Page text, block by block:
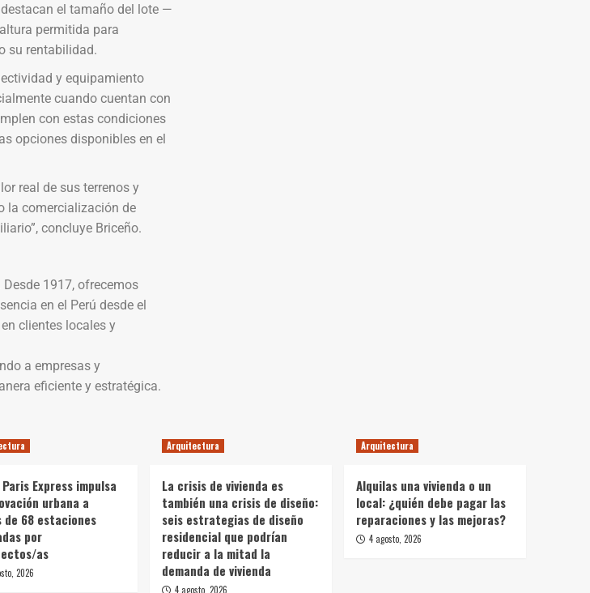
el tamaño del lote —
permitida para
su rentabilidad.
y equipamiento
cuando cuentan con
con estas condiciones
opciones disponibles en el
real de sus terrenos y
la comercialización de
concluye Briceño.
1917, ofrecemos
en el Perú desde el
clientes locales y
a empresas y
eficiente y estratégica.
Express impulsa
urbana a
de 68 estaciones
por
as
2026
Arquitectura
La crisis de vivienda es
también una crisis de diseño:
seis estrategias de diseño
residencial que podrían
reducir a la mitad la
demanda de vivienda
4 agosto, 2026
Arquitectura
Alquilas una vivienda o un
local: ¿quién debe pagar las
reparaciones y las mejoras?
4 agosto, 2026